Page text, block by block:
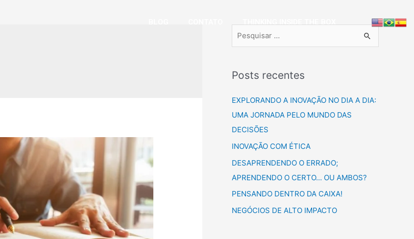
Posts recentes
EXPLORANDO A INOVAÇÃO NO DIA A DIA:
UMA JORNADA PELO MUNDO DAS
DECISÕES
INOVAÇÃO COM ÉTICA
DESAPRENDENDO O ERRADO;
APRENDENDO O CERTO… OU AMBOS?
PENSANDO DENTRO DA CAIXA!
NEGÓCIOS DE ALTO IMPACTO